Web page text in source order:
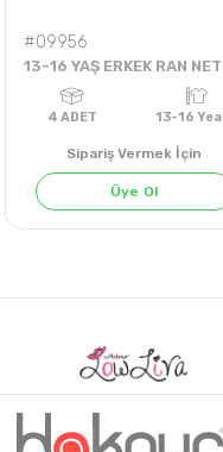
#09956
Sipariş Vermek İçin
Üye Ol